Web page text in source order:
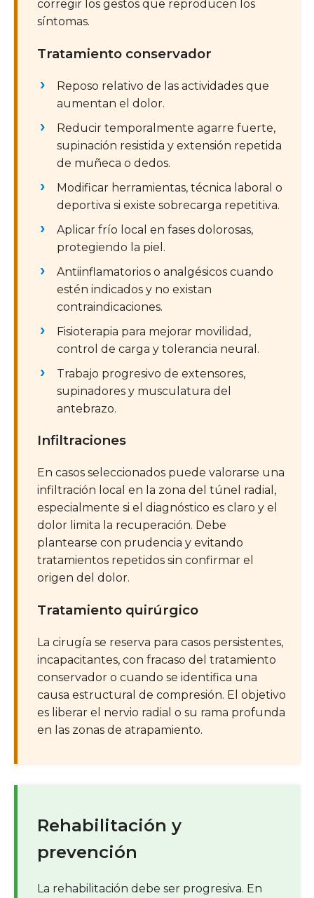
corregir los gestos que reproducen los
síntomas.
Tratamiento conservador
Reposo relativo de las actividades que
aumentan el dolor.
Reducir temporalmente agarre fuerte,
supinación resistida y extensión repetida
de muñeca o dedos.
Modificar herramientas, técnica laboral o
deportiva si existe sobrecarga repetitiva.
Aplicar frío local en fases dolorosas,
protegiendo la piel.
Antiinflamatorios o analgésicos cuando
estén indicados y no existan
contraindicaciones.
Fisioterapia para mejorar movilidad,
control de carga y tolerancia neural.
Trabajo progresivo de extensores,
supinadores y musculatura del
antebrazo.
Infiltraciones
En casos seleccionados puede valorarse una
infiltración local en la zona del túnel radial,
especialmente si el diagnóstico es claro y el
dolor limita la recuperación. Debe
plantearse con prudencia y evitando
tratamientos repetidos sin confirmar el
origen del dolor.
Tratamiento quirúrgico
La cirugía se reserva para casos persistentes,
incapacitantes, con fracaso del tratamiento
conservador o cuando se identifica una
causa estructural de compresión. El objetivo
es liberar el nervio radial o su rama profunda
en las zonas de atrapamiento.
Rehabilitación y
prevención
La rehabilitación debe ser progresiva. En